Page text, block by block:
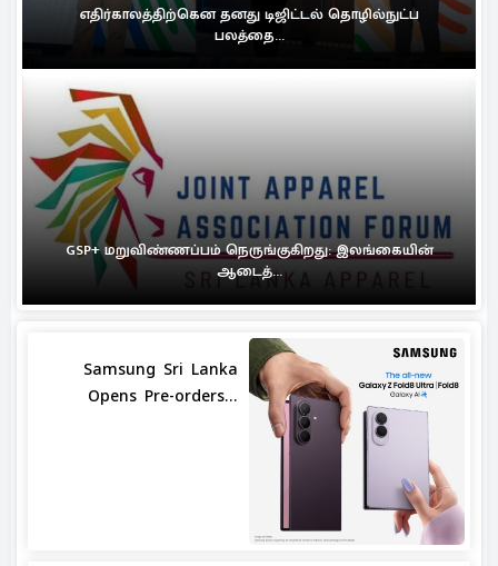
எதிர்காலத்திற்கென தனது டிஜிட்டல் தொழில்நுட்ப
பலத்தை...
GSP+ மறுவிண்ணப்பம் நெருங்குகிறது: இலங்கையின்
ஆடைத்...
Samsung Sri Lanka
Opens Pre-orders...